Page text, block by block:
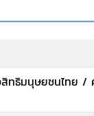
ทธิมนุษยชนไทย /